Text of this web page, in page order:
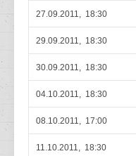
27.09.2011, 18:30
29.09.2011, 18:30
30.09.2011, 18:30
04.10.2011, 18:30
08.10.2011, 17:00
11.10.2011, 18:30